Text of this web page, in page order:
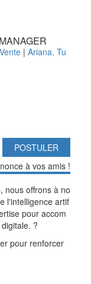
| Ariana, Tu
POSTULER
à vos amis !
nous offrons à no
l'intelligence artif
pour accom
?
pour renforcer